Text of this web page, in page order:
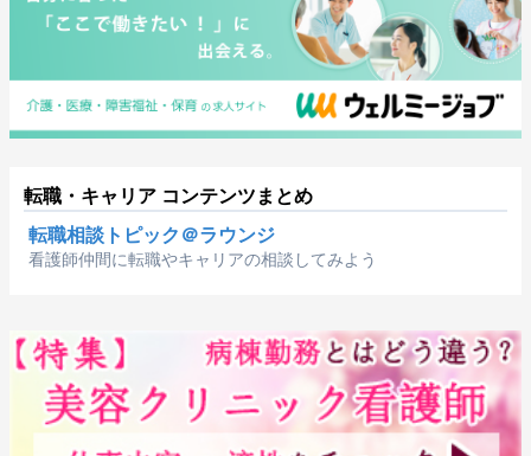
転職・キャリア コンテンツまとめ
転職相談トピック＠ラウンジ
看護師仲間に転職やキャリアの相談してみよう